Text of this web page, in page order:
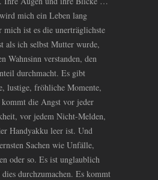
mich ein Leben lang
mich ist es die unerträglichste
als ich selbst Mutter wurde,
Wahnsinn verstanden, den
durchmacht. Es gibt
lustige, fröhliche Momente,
kommt die Angst vor jeder
vor jedem Nicht-Melden,
Handyakku leer ist. Und
Sachen wie Unfälle,
oder so. Es ist unglaublich
durchzumachen. Es kommt